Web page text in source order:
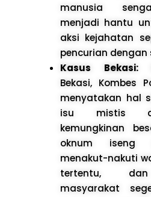
manusia
menjadi hantu
aksi kejahatan
pencurian
Kasus Bekasi:
Bekasi, Kombes
menyatakan hal
isu mistis di
kemungkinan
oknum iseng
menakut-nakuti
tertentu,
masyarakat